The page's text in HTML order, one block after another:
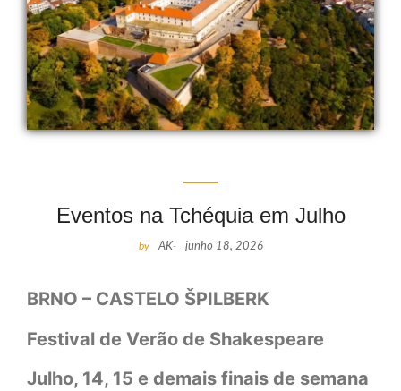
Eventos na Tchéquia em Julho
by AK- junho 18, 2026
BRNO – CASTELO ŠPILBERK
Festival de Verão de Shakespeare
Julho, 14, 15 e demais finais de semana